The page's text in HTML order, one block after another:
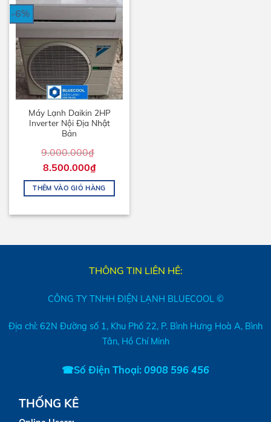
-6%
Máy Lạnh Daikin 2HP
Inverter Nội Địa Nhật
Bản
9.000.000₫
8.500.000₫
THÊM VÀO GIỎ HÀNG
THÔNG TIN LIÊN HÊ:
CÔNG TY TNHH ĐIỆN LẠNH BLUECOOL ©
Địa chỉ: 62N Đường số 1, Khu Phố 22, P. Bình Hưng Hoà A, Bình
Tân, Hồ Chí Minh
☎Số Điện Thoại: 0908 596 456
THỐNG KÊ